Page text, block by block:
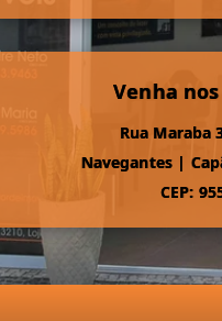
Venha
Rua Maraba
Navegantes |
CEP: